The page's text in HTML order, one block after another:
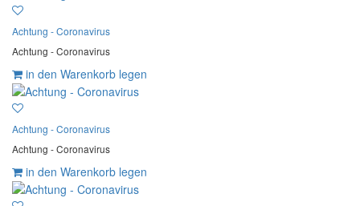
Achtung - Coronavirus
Achtung - Coronavirus
in den Warenkorb legen
Achtung - Coronavirus
Achtung - Coronavirus
in den Warenkorb legen